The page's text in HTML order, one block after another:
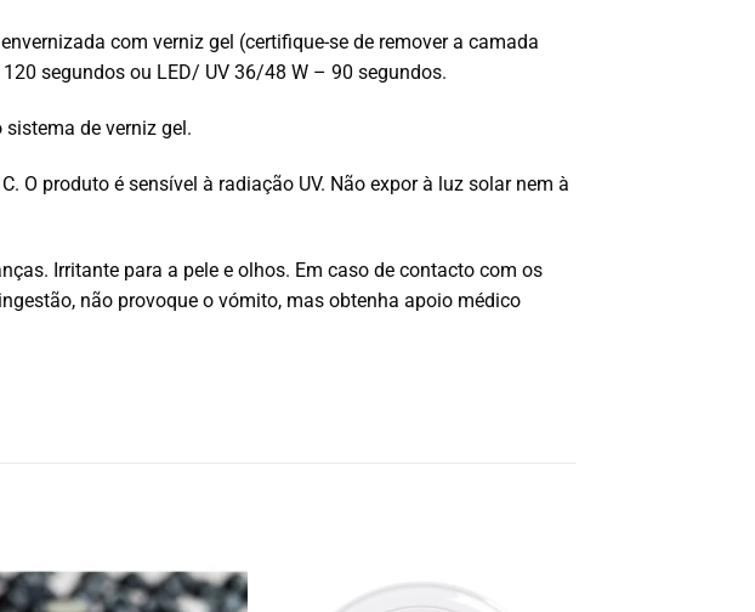
com verniz gel (certifique-se de remover a camada
segundos ou LED/ UV 36/48 W – 90 segundos.
de verniz gel.
O produto é sensível à radiação UV. Não expor à luz solar nem à
Irritante para a pele e olhos. Em caso de contacto com os
não provoque o vómito, mas obtenha apoio médico